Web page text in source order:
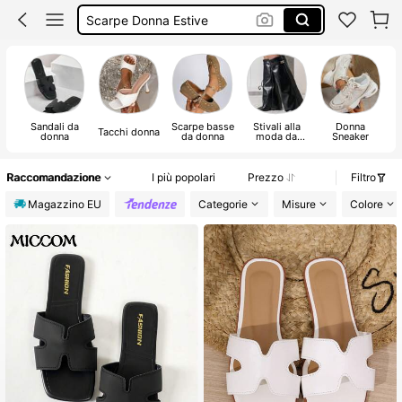
Scarpe Donna Estive
Ciabatte Donna Estive
Sandali Donna Estivi
Sandali da
donna Tacchi donna Scarpe basse
da donna
Stivali alla
moda da
Donna
Sneaker
Raccomandazione I più popolari Prezzo
Filtro
Magazzino EU
Categorie Misure Colore